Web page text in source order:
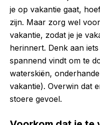
je op vakantie gaat,
zijn. Maar zorg wel voor
vakantie, zodat je je
herinnert. Denk aan
spannend vindt om te
waterskiën,
vakantie). Overwin dat
stoere gevoel.